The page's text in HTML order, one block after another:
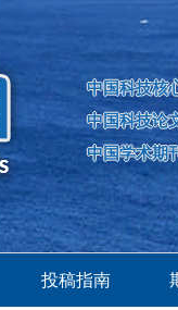
中国科技核
中国科技论
中国学术期
投稿指南